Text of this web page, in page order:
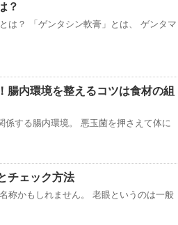
？
は？ 「ゲンタシン軟膏」とは、 ゲンタマ
腸内環境を整えるコツは食材の組
係する腸内環境。 悪玉菌を押さえて体に
チェック方法
称かもしれません。 老眼というのは一般